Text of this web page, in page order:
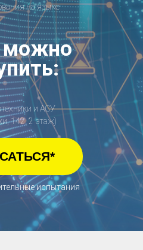
на языке
и АСУ
142, 2 этаж)
можно
испытания